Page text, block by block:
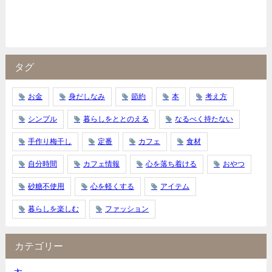
タグ
お金 身だしなみ 節約 本 考え方
シンプル 暮らしをととのえる なるべく持たない
手作り梅干し 定番 カフェ 食材
自分時間 カフェ情報 心を落ち着ける おやつ
砂糖不使用 心を軽くする アイテム
暮らしを楽しむ ファッション
カテゴリー